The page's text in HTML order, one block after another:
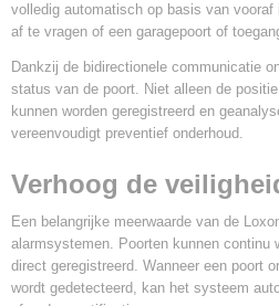
volledig automatisch op basis van
af te vragen of een garagepoort of
Dankzij de bidirectionele communicatie
status van de poort. Niet alleen de
kunnen worden geregistreerd en
vereenvoudigt preventief onderhoud.
Verhoog de
Een belangrijke meerwaarde van de
alarmsystemen. Poorten kunnen continu
direct geregistreerd. Wanneer een poort
wordt gedetecteerd, kan het systeem